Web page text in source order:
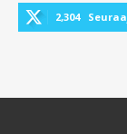
2,304